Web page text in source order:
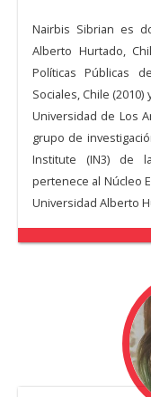
Nairbis Sibrian es
Alberto Hurtado,
Políticas Públicas
Sociales, Chile
Universidad de Los
grupo de
Institute (IN3) de
pertenece al Núcleo
Universidad Alberto